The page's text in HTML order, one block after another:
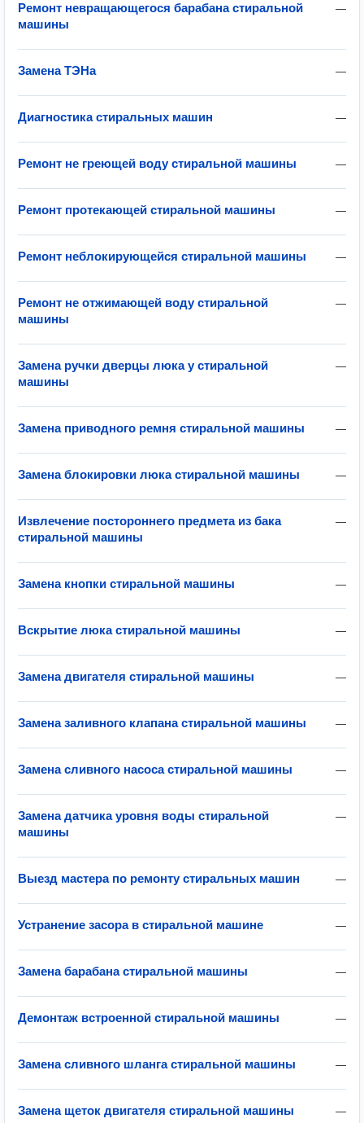
—
Ремонт невращающегося барабана стиральной
машины
—
Замена ТЭНа
—
Диагностика стиральных машин
—
Ремонт не греющей воду стиральной машины
—
Ремонт протекающей стиральной машины
—
Ремонт неблокирующейся стиральной машины
—
Ремонт не отжимающей воду стиральной
машины
—
Замена ручки дверцы люка у стиральной
машины
—
Замена приводного ремня стиральной машины
—
Замена блокировки люка стиральной машины
—
Извлечение постороннего предмета из бака
стиральной машины
—
Замена кнопки стиральной машины
—
Вскрытие люка стиральной машины
—
Замена двигателя стиральной машины
—
Замена заливного клапана стиральной машины
—
Замена сливного насоса стиральной машины
—
Замена датчика уровня воды стиральной
машины
—
Выезд мастера по ремонту стиральных машин
—
Устранение засора в стиральной машине
—
Замена барабана стиральной машины
—
Демонтаж встроенной стиральной машины
—
Замена сливного шланга стиральной машины
—
Замена щеток двигателя стиральной машины